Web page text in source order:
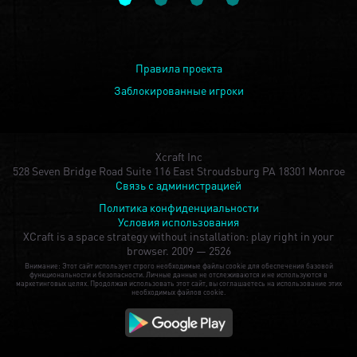
Правила проекта
Заблокированные игроки
Xcraft Inc
528 Seven Bridge Road Suite 116 East Stroudsburg PA 18301 Monroe
Связь с администрацией
Политика конфиденциальности
Условия использования
XCraft is a space strategy without installation: play right in your
browser. 2009 — 2526
Внимание: Этот сайт использует строго необходимые файлы cookie для обеспечения базовой
функциональности и безопасности. Личные данные не отслеживаются и не используются в
маркетинговых целях. Продолжая использовать этот сайт, вы соглашаетесь на использование этих
необходимых файлов cookie.